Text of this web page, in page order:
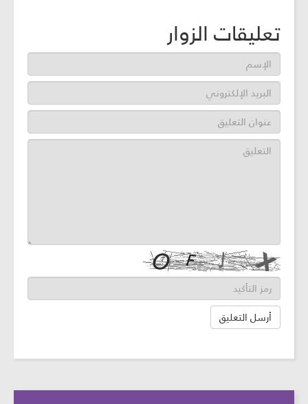
تعليقات الزوار